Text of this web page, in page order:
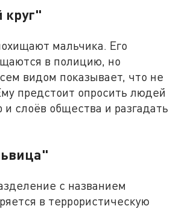
мальчика. Его
в полицию, но
видом показывает, что не
предстоит опросить людей
и слоёв общества и разгадать
с названием
в террористическую